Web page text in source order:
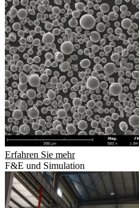
Erfahren Sie mehr
F&E und Simulation